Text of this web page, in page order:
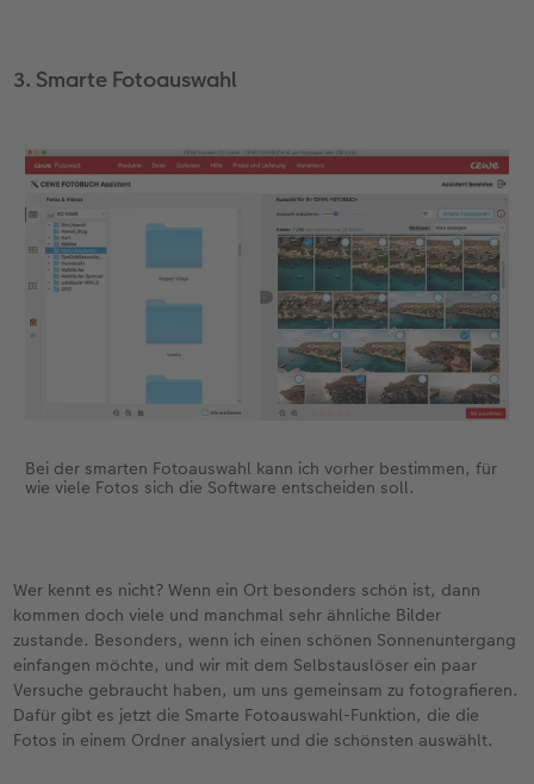
3. Smarte Fotoauswahl
Bei der smarten Fotoauswahl kann ich vorher bestimmen, für
wie viele Fotos sich die Software entscheiden soll.
Wer kennt es nicht? Wenn ein Ort besonders schön ist, dann
kommen doch viele und manchmal sehr ähnliche Bilder
zustande. Besonders, wenn ich einen schönen Sonnenuntergang
einfangen möchte, und wir mit dem Selbstauslöser ein paar
Versuche gebraucht haben, um uns gemeinsam zu fotografieren.
Dafür gibt es jetzt die Smarte Fotoauswahl-Funktion, die die
Fotos in einem Ordner analysiert und die schönsten auswählt.